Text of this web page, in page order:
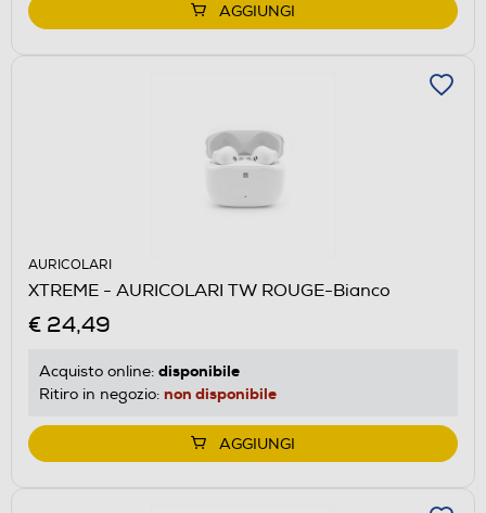
AGGIUNGI
AURICOLARI
XTREME - AURICOLARI TW ROUGE-Bianco
€ 24,49
Acquisto online: disponibile
Ritiro in negozio: non disponibile
AGGIUNGI